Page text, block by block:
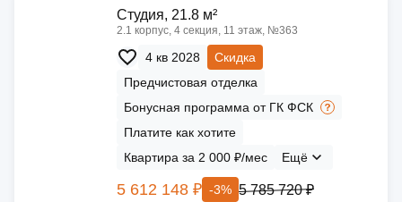
Cтудия, 21.8 м²
2.1 корпус, 4 секция, 11 этаж, №363
4 кв 2028
Скидка
Предчистовая отделка
Бонусная программа от ГК ФСК
Платите как хотите
Квартира за 2 000 ₽/мес
Ещё
5 612 148 ₽ -3% 5 785 720 ₽